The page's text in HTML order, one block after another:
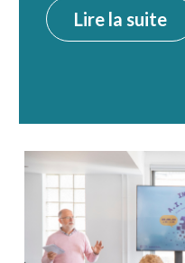
Lire la suite